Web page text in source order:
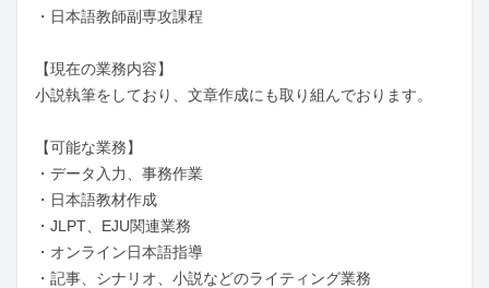
・日本語教師副専攻課程
【現在の業務内容】
小説執筆をしており、文章作成にも取り組んでおります。
【可能な業務】
・データ入力、事務作業
・日本語教材作成
・JLPT、EJU関連業務
・オンライン日本語指導
・記事、シナリオ、小説などのライティング業務